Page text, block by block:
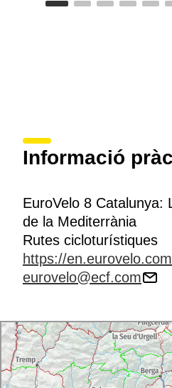
Informació
EuroVelo 8 Catalunya:
de la Mediterrània
Rutes cicloturístiques
https://
eurovelo@ecf.com